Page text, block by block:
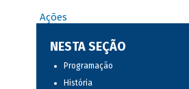
Ações
NESTA SEÇÃO
Programação
História